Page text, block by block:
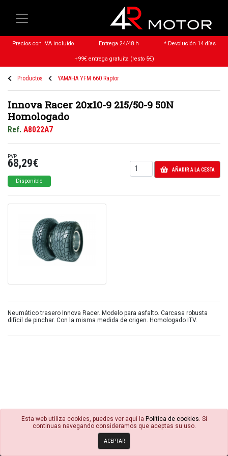
Precios con IVA incluido Entrega 24/48 h * Devolución 14 días
+99€ entrega gratuita (resto 5€)
Productos YAMAHA YFM 660 Raptor
Innova Racer 20x10-9 215/50-9 50N
Homologado
Ref. A8022A7
PVP
68,29€
Disponible
AÑADIR A LA CESTA
Neumático trasero Innova Racer. Modelo para asfalto. Carcasa robusta
difícil de pinchar. Con la misma medida de origen. Homologado ITV.
Condiciones Generales Avisos Legales
Esta web utiliza cookies, puedes ver aquí la Política de cookies . Si
continuas navegando consideramos que aceptas su uso.
ACEPTAR